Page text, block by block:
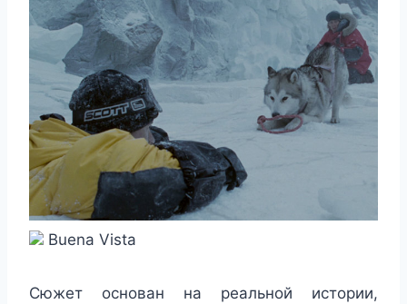
Buena Vista
Сюжет основан на реальной истории,